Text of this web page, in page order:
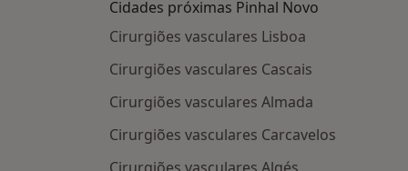
Cidades próximas Pinhal Novo
Cirurgiões vasculares Lisboa
Cirurgiões vasculares Cascais
Cirurgiões vasculares Almada
Cirurgiões vasculares Carcavelos